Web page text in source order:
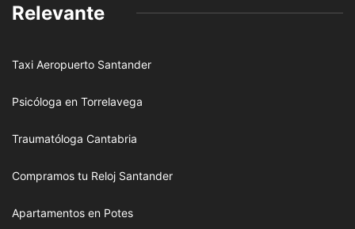
Relevante
Taxi Aeropuerto Santander
Psicóloga en Torrelavega
Traumatóloga Cantabria
Compramos tu Reloj Santander
Apartamentos en Potes